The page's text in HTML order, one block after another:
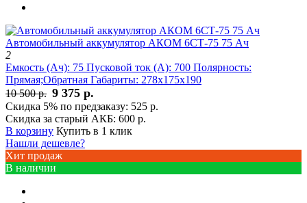
Автомобильный аккумулятор АКОМ 6СТ-75 75 Ач
2
Емкость (Ач): 75 Пусковой ток (А): 700 Полярность:
Прямая;Обратная Габариты: 278x175x190
10 500 р. 9 375 р.
Скидка 5% по предзаказу: 525 р.
Скидка за старый АКБ: 600 р.
В корзину Купить в 1 клик
Нашли дешевле?
Хит продаж
В наличии